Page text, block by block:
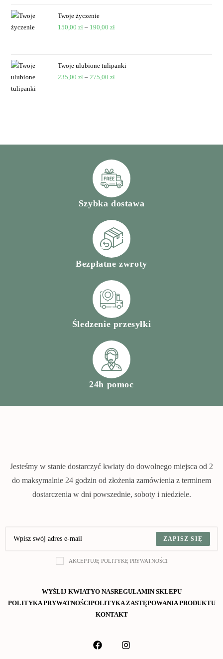
Twoje życzenie
150,00zł – 190,00zł
Twoje ulubione tulipanki
235,00zł – 275,00zł
Szybka dostawa
Bezpłatne zwroty
Śledzenie przesyłki
24h pomoc
Jesteśmy w stanie dostarczyć kwiaty do dowolnego miejsca od 2
do maksymalnie 24 godzin od złożenia zamówienia z terminem
dostarczenia w dni powszednie, soboty i niedziele.
ZAPISZ SIĘ
AKCEPTUJĘ POLITYKĘ PRYWATNOŚCI
WYŚLIJ KWIATYO NASREGULAMIN SKLEPU
POLITYKA PRYWATNOŚCIPOLITYKA ZASTĘPOWANIA PRODUKTU
KONTAKT